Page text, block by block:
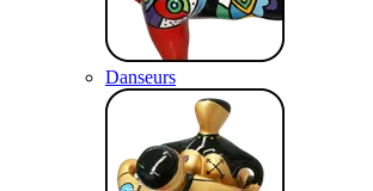
Danseurs